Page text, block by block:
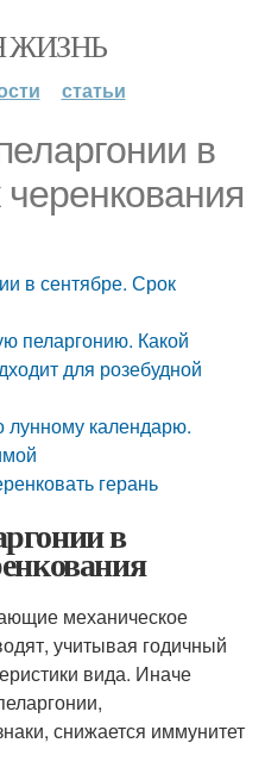
ЖИЗНЬ
статьи
в
в сентябре. Срок
пеларгонию. Какой
для розебудной
лунному календарю.
герань
в
механическое
учитывая годичный
вида. Иначе
снижается иммунитет